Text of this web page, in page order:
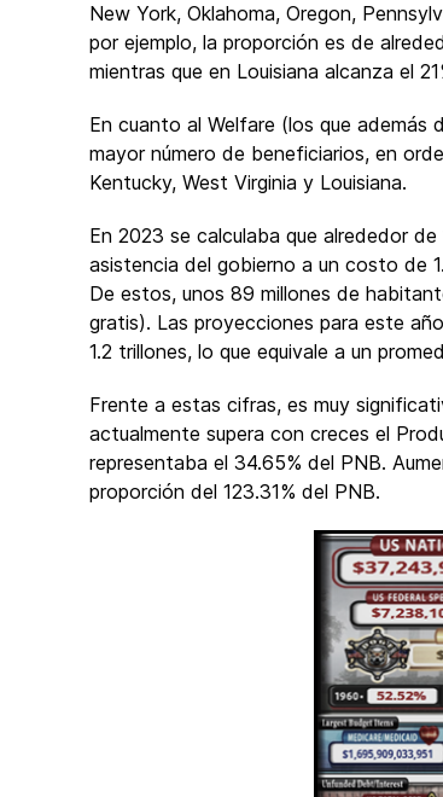
New York, Oklahoma, Oregon,
por ejemplo, la proporción es de
mientras que en Louisiana alcanza el
En cuanto al Welfare (los que
mayor número de beneficiarios, en
Kentucky, West Virginia y Louisiana.
En 2023 se calculaba que alrededor
asistencia del gobierno a un costo de
De estos, unos 89 millones de
gratis). Las proyecciones para este
1.2 trillones, lo que equivale a un
Frente a estas cifras, es muy
actualmente supera con creces el
representaba el 34.65% del PNB.
proporción del 123.31% del PNB.